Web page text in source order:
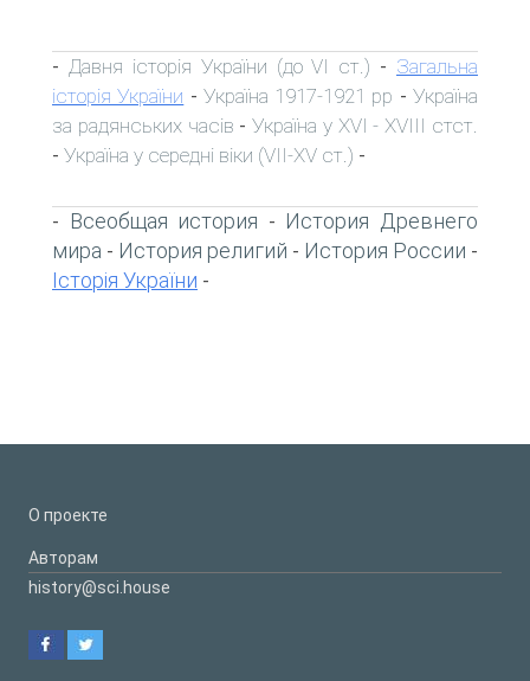
- Давня історія України (до VI ст.) - Загальна
історія України - Україна 1917-1921 рр -Україна
за радянських часів -Україна у XVI - XVIII стст.
- Україна у середні віки (VII-XV ст.) -
- Всеобщая история - История Древнего
мира - История религий - История России -
Історія України -
О проекте
Авторам
history@sci.house